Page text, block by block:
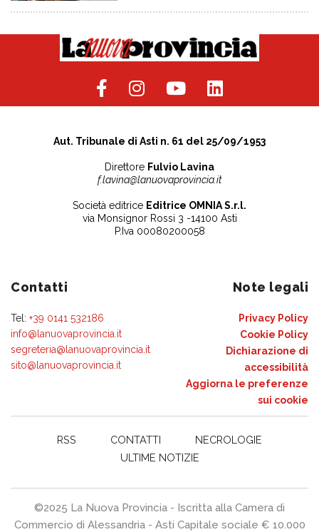
Aut. Tribunale di Asti n. 61 del 25/09/1953
Direttore Fulvio Lavina
f.lavina@lanuovaprovincia.it
Società editrice Editrice OMNIA S.r.l.
via Monsignor Rossi 3 -14100 Asti
P.Iva 00080200058
Contatti
Tel: +39 0141 532186
info@lanuovaprovincia.it
segreteria@lanuovaprovincia.it
sito@lanuovaprovincia.it
Note legali
Privacy Policy
Cookie Policy
Dichiarazione di
accessibilità
Aggiorna le preferenze
sui cookie
RSS CONTATTI
NECROLOGIE
ULTIME NOTIZIE
©2025 La Nuova Provincia - Iscritta alla Camera di
Commercio di Alessandria - Asti Capitale sociale € 10.000